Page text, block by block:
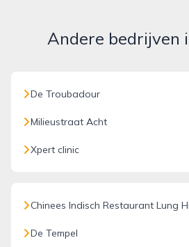
Andere bedrijven
De Troubadour
Milieustraat Acht
Xpert clinic
Chinees Indisch Restaurant Lung
De Tempel